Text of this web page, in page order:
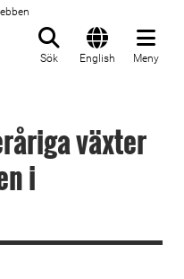
Sök English Meny
växter
i